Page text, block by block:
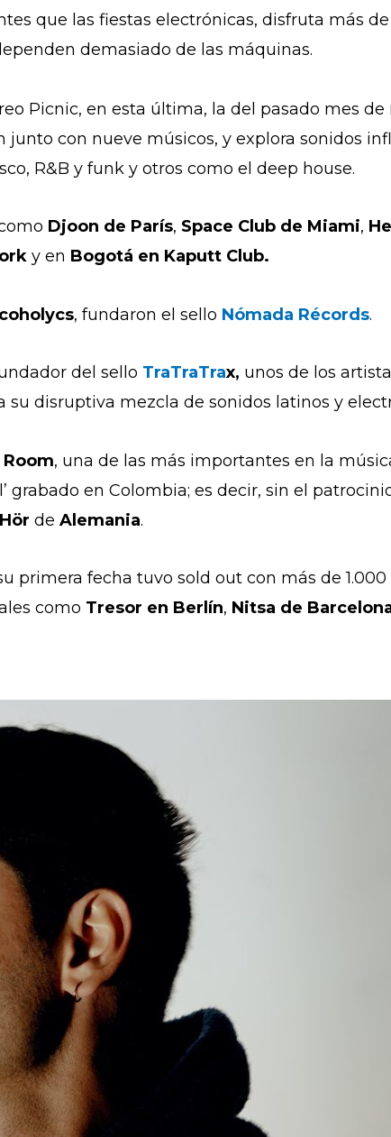
que las fiestas electrónicas, disfruta más
demasiado de las máquinas.
Picnic, en esta última, la del pasado mes
con nueve músicos, y explora sonidos
R&B y funk y otros como el deep house.
Djoon de París, Space Club de Miami,
y en Bogotá en Kaputt Club.
, fundaron el sello Nómada Récords.
del sello TraTraTrax, unos de los
disruptiva mezcla de sonidos latinos y
, una de las más importantes en la
grabado en Colombia; es decir, sin el
Hör de Alemania.
primera fecha tuvo sold out con más de 1.000
como Tresor en Berlín, Nitsa de